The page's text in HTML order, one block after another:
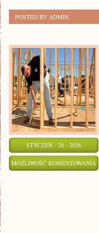
POSTED BY ADMIN
STYCZEŃ - 28 - 2026
MOŻLIWOŚĆ KOMENTOWANIA